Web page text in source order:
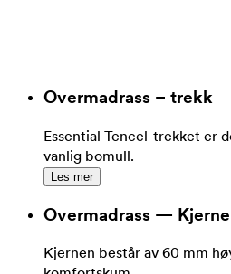
vanlig bomull.
Overmadrass — Kjerne
Kjernen består av 60 mm
komfortskum.
Les mer
Polstring